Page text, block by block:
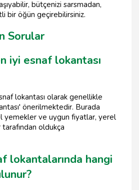
bütçenizi sarsmadan,
bir öğün geçirebilirsiniz.
Sorular
iyi esnaf lokantası
lokantası olarak genellikle
önerilmektedir. Burada
yemekler ve uygun fiyatlar, yerel
oldukça
lokantalarında hangi